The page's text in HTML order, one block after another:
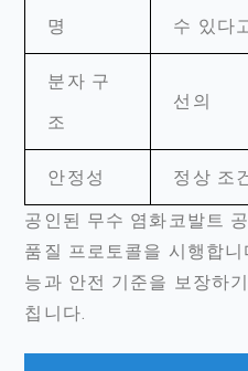
명
수 있다
분자 구
조
선의
안정성 정상 조
공인된 무수 염화코발트
품질 프로토콜을 시행합
능과 안전 기준을 보장하
칩니다.